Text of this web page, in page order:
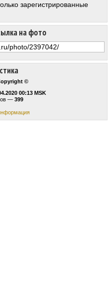
©
00:13 MSK
— 399
на фото
зарегистрированные